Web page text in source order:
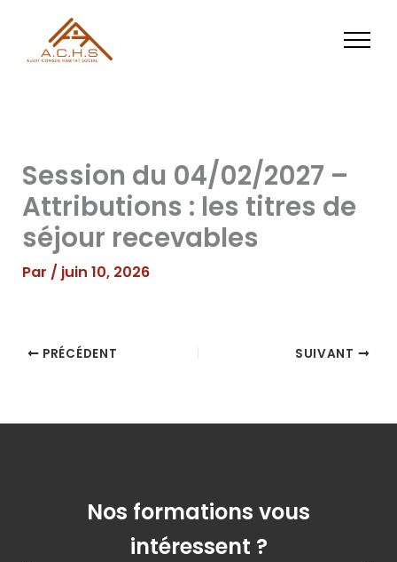
contenu
Session du 04/02/2027 –
Attributions : les titres de
séjour recevables
Par / juin 10, 2026
PRÉCÉDENT SUIVANT
Nos formations vous
intéressent ?